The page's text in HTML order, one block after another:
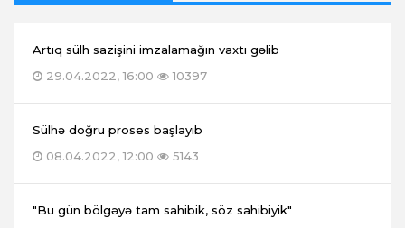
Artıq sülh sazişini imzalamağın vaxtı gəlib
29.04.2022, 16:00
10397
Sülhə doğru proses başlayıb
08.04.2022, 12:00
5143
"Bu gün bölgəyə tam sahibik, söz sahibiyik"